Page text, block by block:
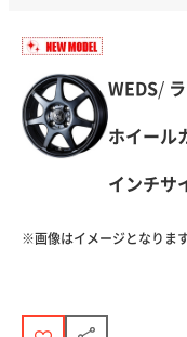
WEDS/
ホイール
インチサ
※画像はイメージとなりま